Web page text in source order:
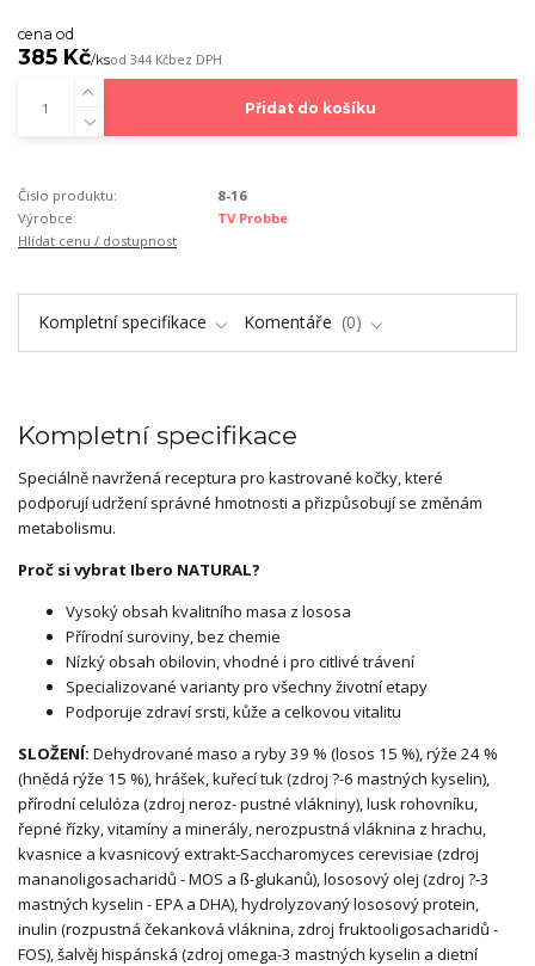
cena od
385 Kč/ksod 344 Kčbez DPH
Přidat do košíku
Číslo produktu:
8-16
Výrobce:
TV Probbe
Hlídat cenu / dostupnost
Kompletní specifikace Komentáře 0
Kompletní specifikace
Speciálně navržená receptura pro kastrované kočky, které
podporují udržení správné hmotnosti a přizpůsobují se změnám
metabolismu.
Proč si vybrat Ibero NATURAL?
Vysoký obsah kvalitního masa z lososa
Přírodní suroviny, bez chemie
Nízký obsah obilovin, vhodné i pro citlivé trávení
Specializované varianty pro všechny životní etapy
Podporuje zdraví srsti, kůže a celkovou vitalitu
SLOŽENÍ: Dehydrované maso a ryby 39 % (losos 15 %), rýže 24 %
(hnědá rýže 15 %), hrášek, kuřecí tuk (zdroj ?-6 mastných kyselin),
přírodní celulóza (zdroj neroz- pustné vlákniny), lusk rohovníku,
řepné řízky, vitamíny a minerály, nerozpustná vláknina z hrachu,
kvasnice a kvasnicový extrakt-Saccharomyces cerevisiae (zdroj
mananoligosacharidů - MOS a ß-glukanů), lososový olej (zdroj ?-3
mastných kyselin - EPA a DHA), hydrolyzovaný lososový protein,
inulin (rozpustná čekanková vláknina, zdroj fruktooligosacharidů -
FOS), šalvěj hispánská (zdroj omega-3 mastných kyselin a dietní